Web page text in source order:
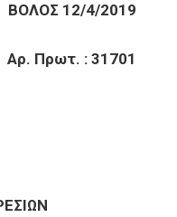
ΒΟΛΟΣ 12/4/2019
Αρ. Πρωτ. : 31701